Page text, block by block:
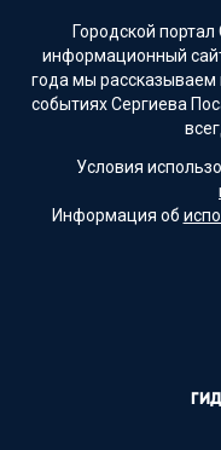
Городской
информационный
года мы рассказываем
событиях Сергиева
Условия
Информация об